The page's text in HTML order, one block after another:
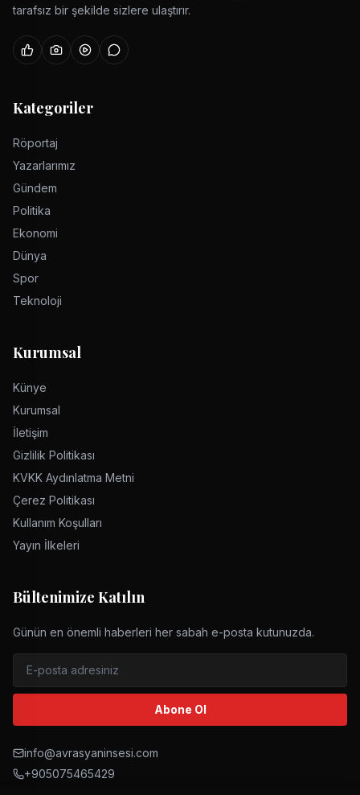
tarafsız bir şekilde sizlere ulaştırır.
Kategoriler
Röportaj
Yazarlarımız
Gündem
Politika
Ekonomi
Dünya
Spor
Teknoloji
Kurumsal
Künye
Kurumsal
İletişim
Gizlilik Politikası
KVKK Aydınlatma Metni
Çerez Politikası
Kullanım Koşulları
Yayın İlkeleri
Bültenimize Katılın
Günün en önemli haberleri her sabah e-posta kutunuzda.
Abone Ol
info@avrasyaninsesi.com
+905075465429